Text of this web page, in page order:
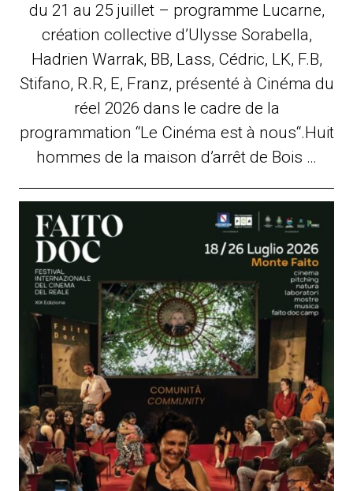
du 21 au 25 juillet – programme Lucarne,
création collective d’Ulysse Sorabella,
Hadrien Warrak, BB, Lass, Cédric, LK, F.B,
Stifano, R.R, E, Franz, présenté à Cinéma du
réel 2026 dans le cadre de la
programmation “Le Cinéma est à nous“.Huit
hommes de la maison d’arrêt de Bois …